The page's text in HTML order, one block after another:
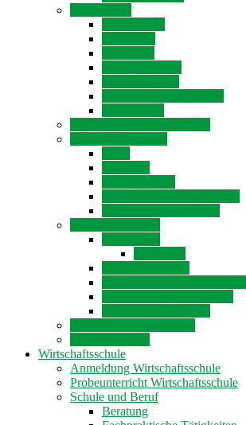
Wirtschaftsschule
Anmeldung Wirtschaftsschule
Probeunterricht Wirtschaftsschule
Schule und Beruf
Beratung